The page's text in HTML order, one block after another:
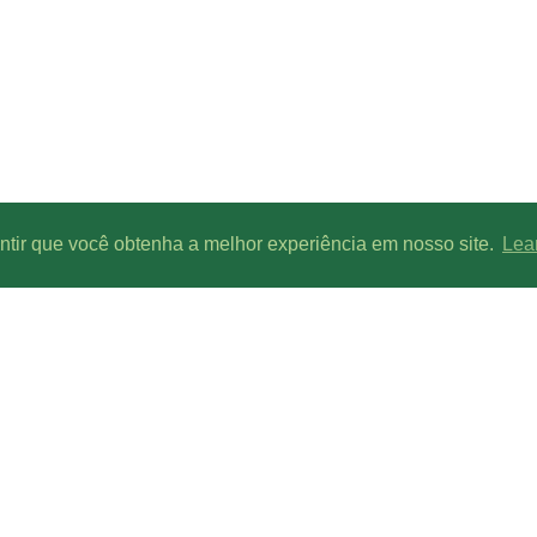
que você obtenha a melhor experiência em nosso site.